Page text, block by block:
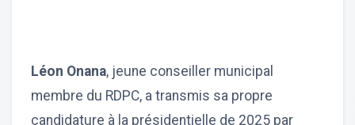
Léon Onana, jeune conseiller municipal
membre du RDPC, a transmis sa propre
candidature à la présidentielle de 2025 par